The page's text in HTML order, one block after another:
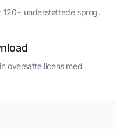
understøttede sprog.
oversatte licens med